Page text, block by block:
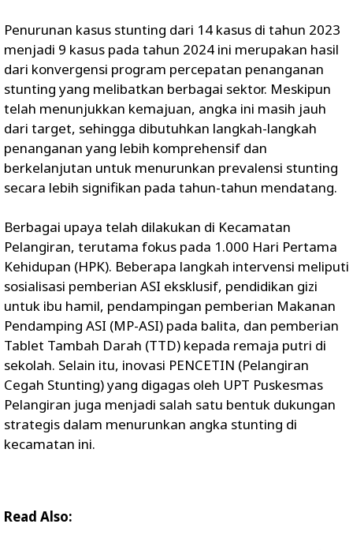
Penurunan kasus stunting dari 14 kasus di tahun 2023
menjadi 9 kasus pada tahun 2024 ini merupakan hasil
dari konvergensi program percepatan penanganan
stunting yang melibatkan berbagai sektor. Meskipun
telah menunjukkan kemajuan, angka ini masih jauh
dari target, sehingga dibutuhkan langkah-langkah
penanganan yang lebih komprehensif dan
berkelanjutan untuk menurunkan prevalensi stunting
secara lebih signifikan pada tahun-tahun mendatang.
Berbagai upaya telah dilakukan di Kecamatan
Pelangiran, terutama fokus pada 1.000 Hari Pertama
Kehidupan (HPK). Beberapa langkah intervensi meliputi
sosialisasi pemberian ASI eksklusif, pendidikan gizi
untuk ibu hamil, pendampingan pemberian Makanan
Pendamping ASI (MP-ASI) pada balita, dan pemberian
Tablet Tambah Darah (TTD) kepada remaja putri di
sekolah. Selain itu, inovasi PENCETIN (Pelangiran
Cegah Stunting) yang digagas oleh UPT Puskesmas
Pelangiran juga menjadi salah satu bentuk dukungan
strategis dalam menurunkan angka stunting di
kecamatan ini.
Read Also: